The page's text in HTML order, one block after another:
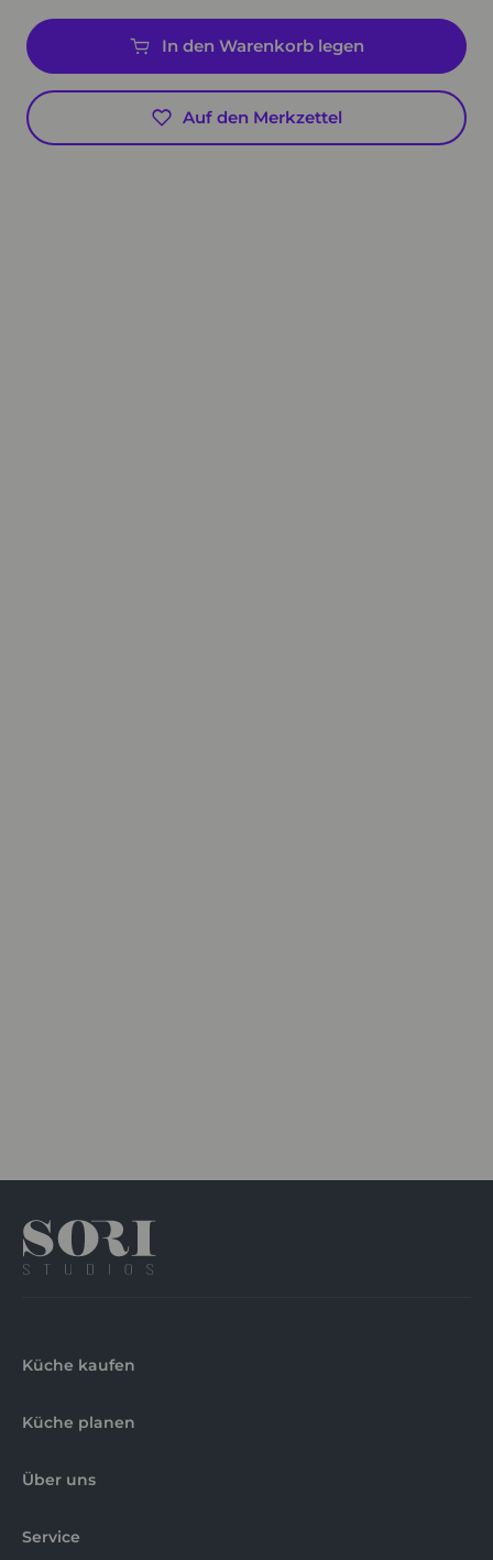
In den Warenkorb legen
Auf den Merkzettel
Küche kaufen
Küche planen
Über uns
Service